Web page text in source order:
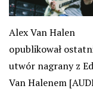
Alex Van Halen
opublikował
utwór nagrany z
Van Halenem